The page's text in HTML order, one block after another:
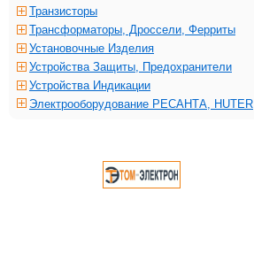
Транзисторы
Трансформаторы, Дроссели, Ферриты
Установочные Изделия
Устройства Защиты, Предохранители
Устройства Индикации
Электрооборудование РЕСАНТА, HUTER